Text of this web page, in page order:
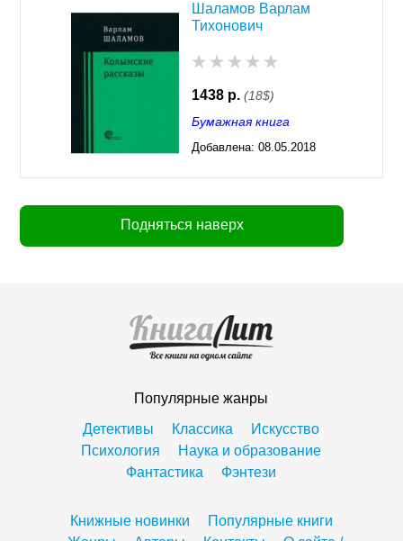
Шаламов Варлам
Тихонович
1438 р. (18$)
Бумажная книга
Добавлена: 08.05.2018
Подняться наверх
Популярные жанры
Детективы
Классика
Искусство
Психология
Наука и образование
Фантастика
Фэнтези
Книжные новинки
Популярные книги